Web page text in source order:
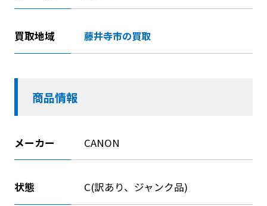
買取地域 藤井寺市の買取
商品情報
メーカー CANON
状態 C(訳あり、ジャンク品)